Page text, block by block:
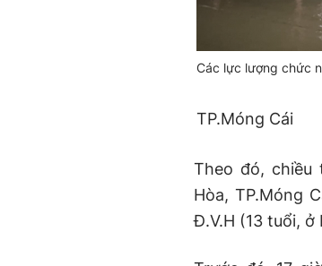
Các lực lượng chức
TP.Móng Cái
Theo đó, chiều
Hòa, TP.Móng
Đ.V.H (13 tuổi,